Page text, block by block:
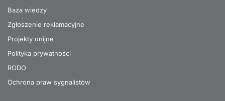
Baza wiedzy
Zgłoszenie reklamacyjne
Projekty unijne
Polityka prywatności
RODO
Ochrona praw sygnalistów